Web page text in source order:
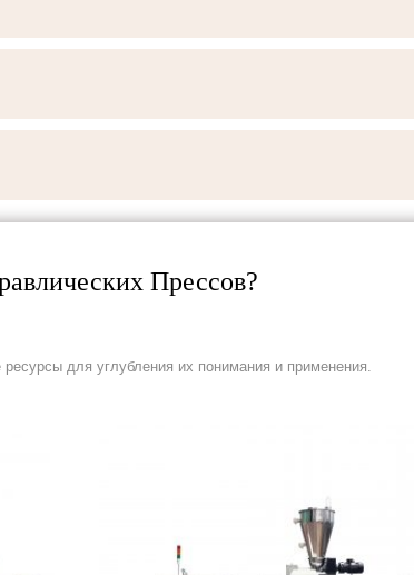
Прессов?
для углубления их понимания и применения.